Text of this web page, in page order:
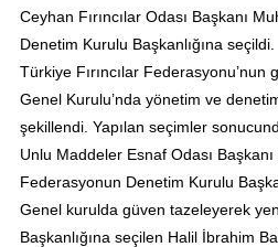
Ceyhan Fırıncılar Odası Başkanı
Denetim Kurulu Başkanlığına seçildi.
​Türkiye Fırıncılar
Genel Kurulu’nda yönetim ve
şekillendi. Yapılan seçimler
Unlu Maddeler Esnaf Odası
Federasyonun Denetim Kurulu
​Genel kurulda güven tazeleyerek
Başkanlığına seçilen Halil İbrahim